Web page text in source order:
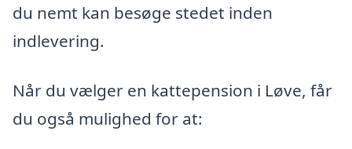
du nemt kan besøge stedet inden
indlevering.
Når du vælger en kattepension i Løve, får
du også mulighed for at: